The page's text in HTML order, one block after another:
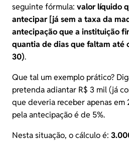
seguinte fórmula: valor líquido
antecipar [já sem ataxa da
antecipação que a instituição
quantia de dias que faltam até
30).
Que tal um exemplo prático?
pretenda adiantar R$ 3 mil (já
que deveria receber apenas em
pela antecipação é de 5%.
Nesta situação, o cálculo é: